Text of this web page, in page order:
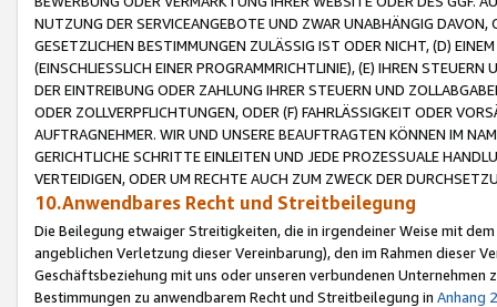
NUTZUNG DER SERVICEANGEBOTE UND ZWAR UNABHÄNGIG
GESETZLICHEN BESTIMMUNGEN ZULÄSSIG IST ODER NICHT, (D)
(EINSCHLIESSLICH EINER PROGRAMMRICHTLINIE), (E) IHREN
DER EINTREIBUNG ODER ZAHLUNG IHRER STEUERN UND
ODER ZOLLVERPFLICHTUNGEN, ODER (F) FAHRLÄSSIGKEIT ODER
AUFTRAGNEHMER. WIR UND UNSERE BEAUFTRAGTEN KÖNNEN IM
GERICHTLICHE SCHRITTE EINLEITEN UND JEDE PROZESSUALE
VERTEIDIGEN, ODER UM RECHTE AUCH ZUM ZWECK DER
10.Anwendbares Recht und Streitbeilegung
Die Beilegung etwaiger Streitigkeiten, die in irgendeiner Weise mit
angeblichen Verletzung dieser Vereinbarung), den im Rahmen dieser
Geschäftsbeziehung mit uns oder unseren verbundenen
Bestimmungen zu anwendbarem Recht und Streitbeilegung in Anhang 2